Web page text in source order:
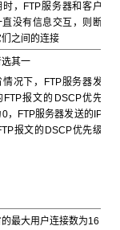
时，FTP服务器和客户
直没有信息交互，则断
之间的连接
其一
情况下，FTP服务器发
FTP报文的DSCP优先
，FTP服务器发送的IP
报文的DSCP优先级
最大用户连接数为16